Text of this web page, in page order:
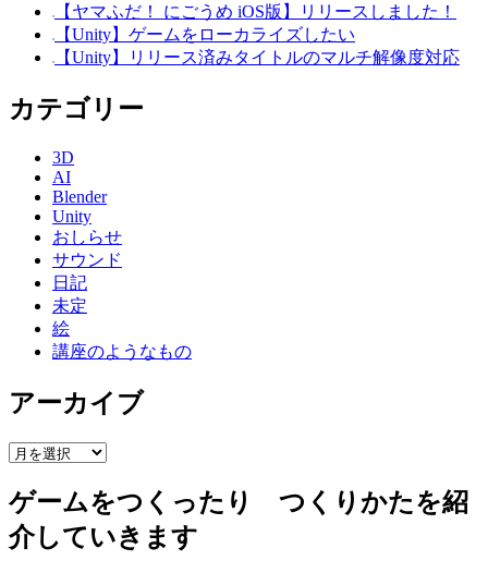
【ヤマふだ！ にごうめ iOS版】リリースしました！
【Unity】ゲームをローカライズしたい
【Unity】リリース済みタイトルのマルチ解像度対応
カテゴリー
3D
AI
Blender
Unity
おしらせ
サウンド
日記
未定
絵
講座のようなもの
アーカイブ
ア
カ
イ
ブ
ゲームをつくったり つくりかたを紹
介していきます